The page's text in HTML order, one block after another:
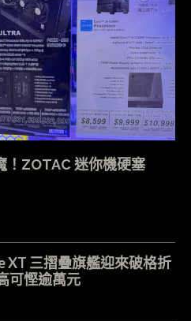
！ZOTAC 迷你機硬塞
XT 三摺疊旗艦迎來破格折
可慳逾萬元